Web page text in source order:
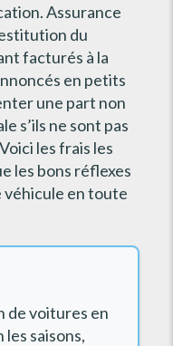
Assurance
du
facturés à la
en petits
une part non
s’ils ne sont pas
les frais les
les bons réflexes
en toute
de voitures en
saisons,